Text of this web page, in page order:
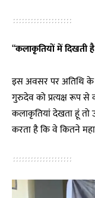
“कलाकृतियों में दिखती
इस अवसर पर अतिथि के
गुरुदेव को प्रत्यक्ष रूप
कलाकृतियां देखता हूं तो
करता है कि वे कितने